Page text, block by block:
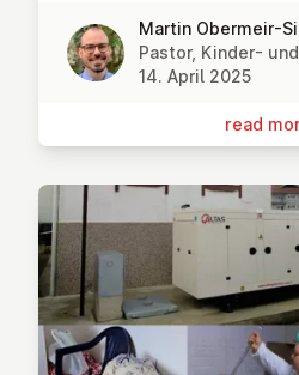
Martin Obermeir-
Pastor, Kinder-
14. April 2025
read